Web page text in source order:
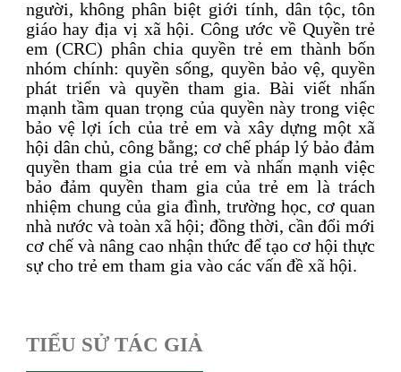
người, không phân biệt giới tính, dân tộc, tôn
giáo hay địa vị xã hội. Công ước về Quyền trẻ
em (CRC) phân chia quyền trẻ em thành bốn
nhóm chính: quyền sống, quyền bảo vệ, quyền
phát triển và quyền tham gia. Bài viết nhấn
mạnh tầm quan trọng của quyền này trong việc
bảo vệ lợi ích của trẻ em và xây dựng một xã
hội dân chủ, công bằng; cơ chế pháp lý bảo đảm
quyền tham gia của trẻ em và nhấn mạnh việc
bảo đảm quyền tham gia của trẻ em là trách
nhiệm chung của gia đình, trường học, cơ quan
nhà nước và toàn xã hội; đồng thời, cần đổi mới
cơ chế và nâng cao nhận thức để tạo cơ hội thực
sự cho trẻ em tham gia vào các vấn đề xã hội.
TIỂU SỬ TÁC GIẢ